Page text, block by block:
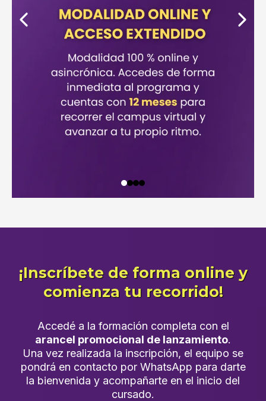
¡Inscríbete de forma online y
comienza tu recorrido!
Accedé a la formación completa con el
arancel promocional de lanzamiento.
Una vez realizada la inscripción, el equipo se
pondrá en contacto por WhatsApp para darte
la bienvenida y acompañarte en el inicio del
cursado.